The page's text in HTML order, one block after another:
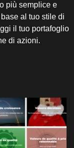
più semplice e
al tuo stile di
il tuo portafoglio
di azioni.